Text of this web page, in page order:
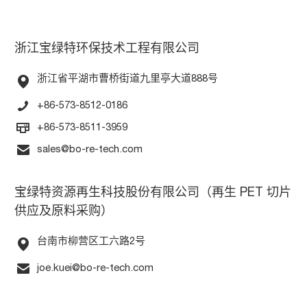
浙江宝绿特环保技术工程有限公司
浙江省平湖市曹桥街道九里亭大道888号
+86-573-8512-0186
+86-573-8511-3959
sales@bo-re-tech.com
宝绿特资源再生科技股份有限公司（再生 PET 切片
供应及原料采购）
台南市柳营区工六路2号
joe.kuei@bo-re-tech.com